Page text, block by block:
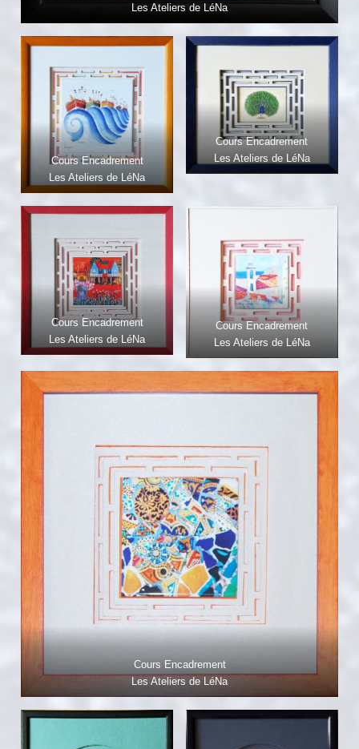
Les Ateliers de LéNa
Cours Encadrement
Les Ateliers de LéNa
Cours Encadrement
Les Ateliers de LéNa
Cours Encadrement
Les Ateliers de LéNa
Cours Encadrement
Les Ateliers de LéNa
Cours Encadrement
Les Ateliers de LéNa